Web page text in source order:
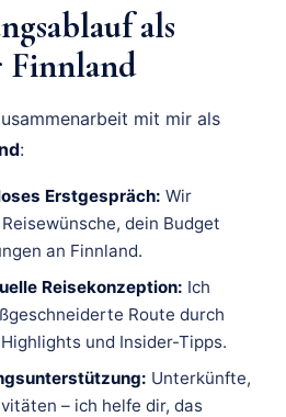
als
Finnland
mit mir als
:
Erstgespräch: Wir
dein Budget
an Finnland.
Reisekonzeption: Ich
Route durch
und Insider-Tipps.
Unterkünfte,
– ich helfe dir, das